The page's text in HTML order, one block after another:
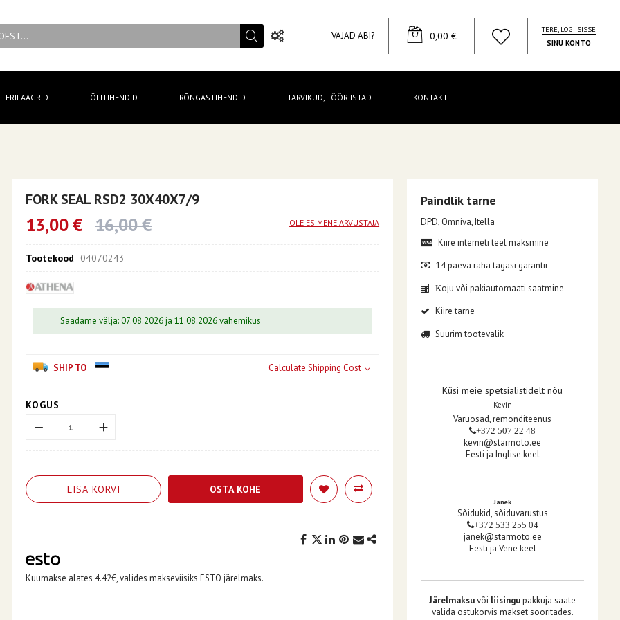
VAJAD ABI? YOUR CART
0,00 €
TERE, LOGI SISSE
SINU KONTO
ERILAAGRID ÕLITIHENDID RÕNGASTIHENDID TARVIKUD, TÖÖRIISTAD KONTAKT
FORK SEAL RSD2 30X40X7/9
13,00 € 16,00 € OLE ESIMENE ARVUSTAJA
Tootekood 04070243
Saadame välja: 07.08.2026 ja 11.08.2026 vahemikus
SHIP TO Calculate Shipping Cost
KOGUS
LISA KORVI OSTA KOHE
Kuumakse alates 4.42€, valides makseviisiks ESTO järelmaks.
Paindlik tarne
DPD, Omniva, Itella
Kiire interneti teel maksmine
14 päeva raha tagasi garantii
Koju või pakiautomaati saatmine
Kiire tarne
Suurim tootevalik
Küsi meie spetsialistidelt nõu
Kevin
Varuosad, remonditeenus
+372 507 22 48
kevin@starmoto.ee
Eesti ja Inglise keel
Janek
Sõidukid, sõiduvarustus
+372 533 255 04
janek@starmoto.ee
Eesti ja Vene keel
Järelmaksuvõi liisingupakkuja saate
valida ostukorvis makset sooritades.